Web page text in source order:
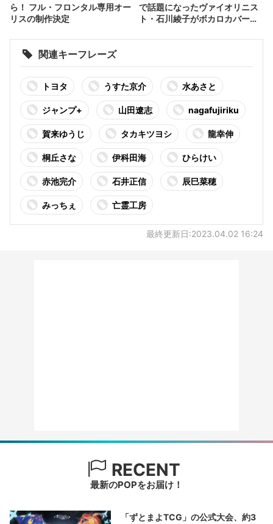
ら！ フル・フロンタル専用オー
リスの制作決定
で話題になったヴァイオリニス
ト・石川綾子がボカロカバーア
をリリース！
関連キーフレーズ
トヨタ うすた京介 水あさと
ジャンプ+ 山田遼志 nagafujiriku
賀来ゆうじ タカキツヨシ 龍幸伸
桐丘さな 伊科田海 ひらけい
赤池完介 石井正信 辰巳菜穂
みっちぇ 亡霊工房
最終更新日:2023.04.02 16:24
RECENT
最新のPOPをお届け！
「ずとまよTCG」の公式大会、約3